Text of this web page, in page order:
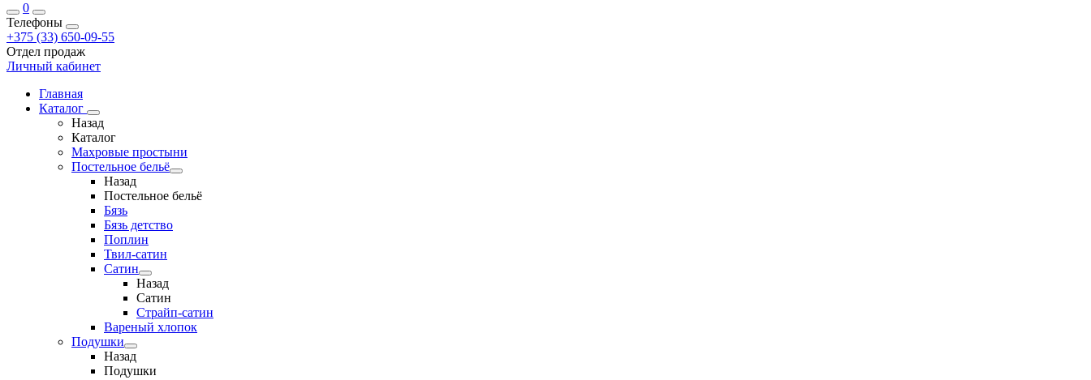
0
Телефоны
+375 (33) 650-09-55
Отдел продаж
Личный кабинет
Главная
Каталог
Назад
Каталог
Махровые простыни
Постельное бельё
Назад
Постельное бельё
Бязь
Бязь детство
Поплин
Твил-сатин
Сатин
Назад
Сатин
Страйп-сатин
Вареный хлопок
Подушки
Назад
Подушки